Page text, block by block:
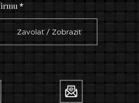
☎ Zavolať / Zobraziť